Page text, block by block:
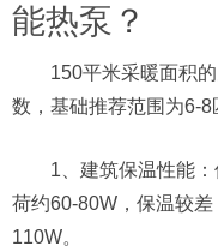
能热泵 ？
150平米采暖面积
数，基础推荐范围为6-8
1、建筑保温性能
荷约60-80W，保温较
110W。